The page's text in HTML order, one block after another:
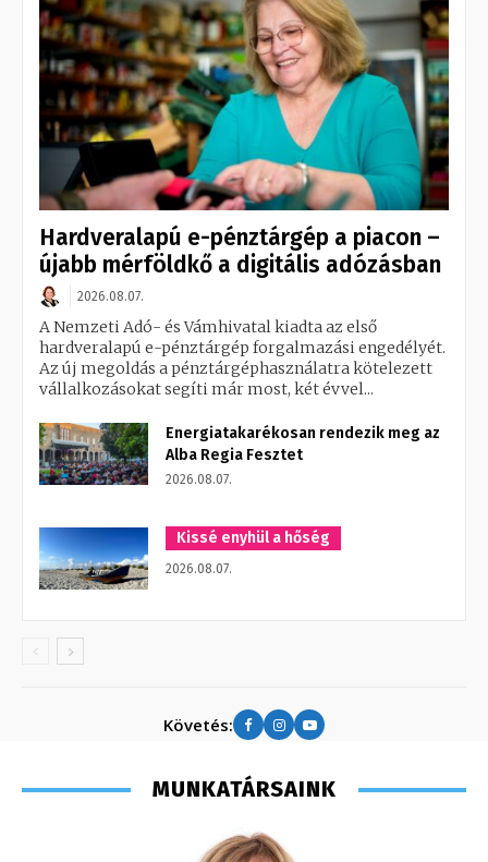
Hardveralapú e-pénztárgép a piacon –
újabb mérföldkő a digitális adózásban
2026.08.07.
A Nemzeti Adó- és Vámhivatal kiadta az első
hardveralapú e-pénztárgép forgalmazási engedélyét.
Az új megoldás a pénztárgéphasználatra kötelezett
vállalkozásokat segíti már most, két évvel...
Energiatakarékosan rendezik meg az
Alba Regia Fesztet
2026.08.07.
Kissé enyhül a hőség
2026.08.07.
Követés:
MUNKATÁRSAINK